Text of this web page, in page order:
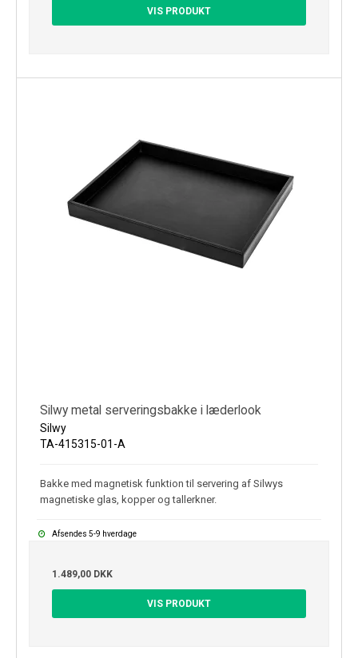
VIS PRODUKT
Silwy metal serveringsbakke i læderlook
Silwy
TA-415315-01-A
Bakke med magnetisk funktion til servering af Silwys
magnetiske glas, kopper og tallerkner.
Afsendes 5-9 hverdage
1.489,00 DKK
VIS PRODUKT